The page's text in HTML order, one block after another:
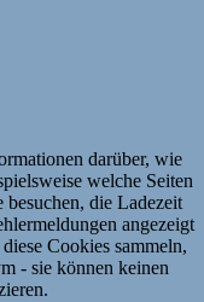
darüber, wie
welche Seiten
die Ladezeit
angezeigt
Cookies sammeln,
- sie können keinen